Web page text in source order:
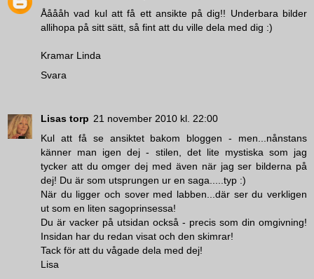
Ååååh vad kul att få ett ansikte på dig!! Underbara bilder
allihopa på sitt sätt, så fint att du ville dela med dig :)
Kramar Linda
Svara
Lisas torp 21 november 2010 kl. 22:00
Kul att få se ansiktet bakom bloggen - men...nånstans
känner man igen dej - stilen, det lite mystiska som jag
tycker att du omger dej med även när jag ser bilderna på
dej! Du är som utsprungen ur en saga.....typ :)
När du ligger och sover med labben...där ser du verkligen
ut som en liten sagoprinsessa!
Du är vacker på utsidan också - precis som din omgivning!
Insidan har du redan visat och den skimrar!
Tack för att du vågade dela med dej!
Lisa